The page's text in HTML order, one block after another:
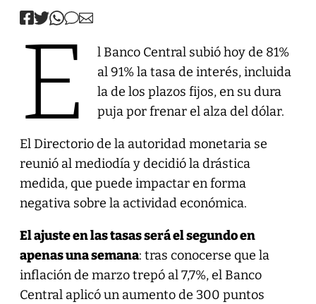
E
l Banco Central subió hoy de 81%
al 91% la tasa de interés, incluida
la de los plazos fijos, en su dura
puja por frenar el alza del dólar.
El Directorio de la autoridad monetaria se
reunió al mediodía y decidió la drástica
medida, que puede impactar en forma
negativa sobre la actividad económica.
El ajuste en las tasas será el segundo en
apenas una semana: tras conocerse que la
inflación de marzo trepó al 7,7%, el Banco
Central aplicó un aumento de 300 puntos